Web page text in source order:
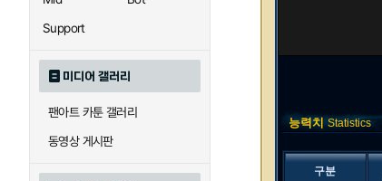
Support
미디어 갤러리
팬아트 카툰 갤러리
동영상 게시판
능력치 Statistics
구분